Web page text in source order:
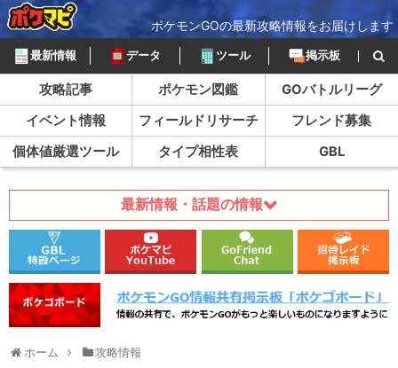
ポケモンGOの最新攻略情報をお届けします
最新情報 データ ツール 掲示板
攻略記事 ポケモン図鑑
GOバトルリーグ
イベント情報
フィールドリサーチ
フレンド募集
個体値厳選ツール
タイプ相性表 GBL
最新情報・話題の情報
ホーム 攻略情報